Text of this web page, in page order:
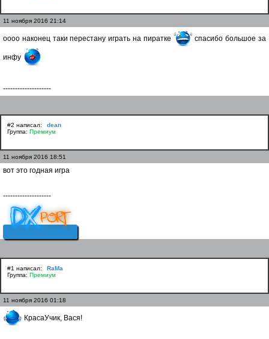
11 ноября 2016 21:14
оооо наконец таки перестану играть на пиратке спасибо большое за
инфу
--------------------
#2 написал:
dean
Группа: Премиум
11 ноября 2016 18:51
вот это годная игра
--------------------
#1 написал:
RaMa
Группа: Премиум
11 ноября 2016 01:18
КрасаУчик, Вася!